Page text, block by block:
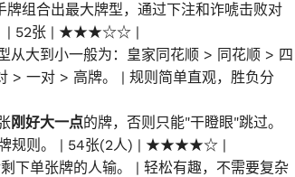
牌组合出最大牌型，通过下注和诈唬击败对
。 | 52张 | ★★★☆☆ |
从大到小一般为：皇家同花顺 > 同花顺 > 四
> 一对 > 高牌。 | 规则简单直观，胜负分
刚好大一点的牌，否则只能"干瞪眼"跳过。
牌规则。 | 54张(2人) | ★★★★☆ |
下单张牌的人输。 | 轻松有趣，不需要复杂